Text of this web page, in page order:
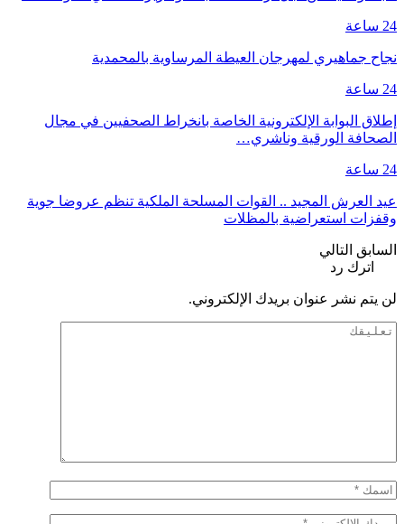
24 ساعة
نجاح جماهيري لمهرجان العيطة المرساوية بالمحمدية
24 ساعة
إطلاق البوابة الإلكترونية الخاصة بانخراط الصحفيين في مجال
الصحافة الورقية وناشري…
24 ساعة
عيد العرش المجيد .. القوات المسلحة الملكية تنظم عروضا جوية
وقفزات استعراضية بالمظلات
السابق التالي
اترك رد
لن يتم نشر عنوان بريدك الإلكتروني.